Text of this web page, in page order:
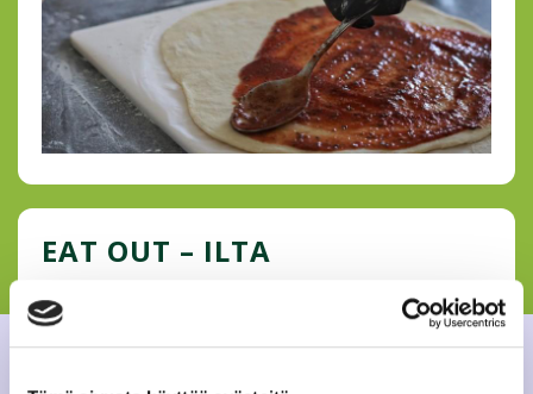
EAT OUT – ILTA
Eat Out tarjoilee hyvää seuraa, pientä ohjelmaa ja ennen
kaikkea suussasulavia JAMKO-etuja klo 18.00-20.00.
Tämän illan tähti on VENNin oma liha- tai